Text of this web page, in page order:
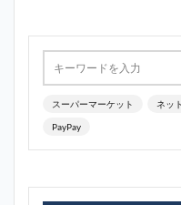
スーパーマーケット ネッ
PayPay